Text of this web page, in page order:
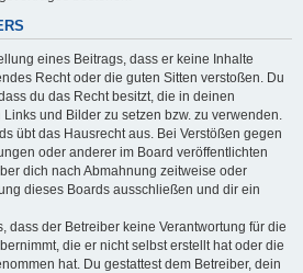
eines Beitrags, dass er keine Inhalte
Recht oder die guten Sitten verstoßen. Du
du das Recht besitzt, die in deinen
und Bilder zu setzen bzw. zu verwenden.
übt das Hausrecht aus. Bei Verstößen gegen
oder anderer im Board veröffentlichten
dich nach Abmahnung zeitweise oder
dieses Boards ausschließen und dir ein
dass der Betreiber keine Verantwortung für die
die er nicht selbst erstellt hat oder die
hat. Du gestattest dem Betreiber, dein